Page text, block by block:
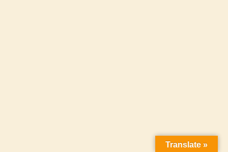
Translate »